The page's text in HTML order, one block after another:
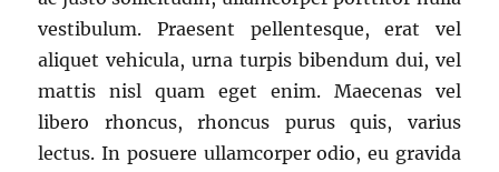
vestibulum. Praesent pellentesque, erat vel
aliquet vehicula, urna turpis bibendum dui, vel
mattis nisl quam eget enim. Maecenas vel
libero rhoncus, rhoncus purus quis, varius
lectus. In posuere ullamcorper odio, eu gravida